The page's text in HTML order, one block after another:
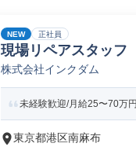
NEW 正社員
現場リペアスタッフ
株式会社インクダム
未経験歓迎/月給25〜70万
東京都港区南麻布